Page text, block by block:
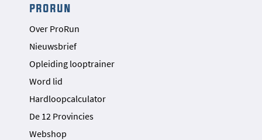
prorun
Over ProRun
Nieuwsbrief
Opleiding looptrainer
Word lid
Hardloopcalculator
De 12 Provincies
Webshop